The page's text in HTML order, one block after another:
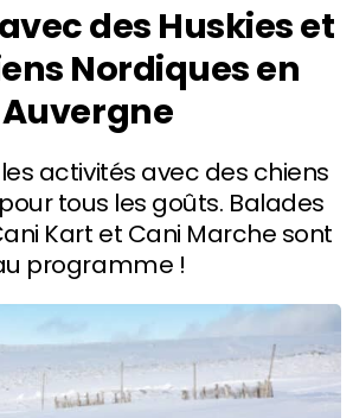
des Huskies et
Nordiques en
Auvergne
activités avec des chiens
tous les goûts. Balades
Kart et Cani Marche sont
programme !